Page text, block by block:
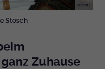
privat
Stosch
Zuhause